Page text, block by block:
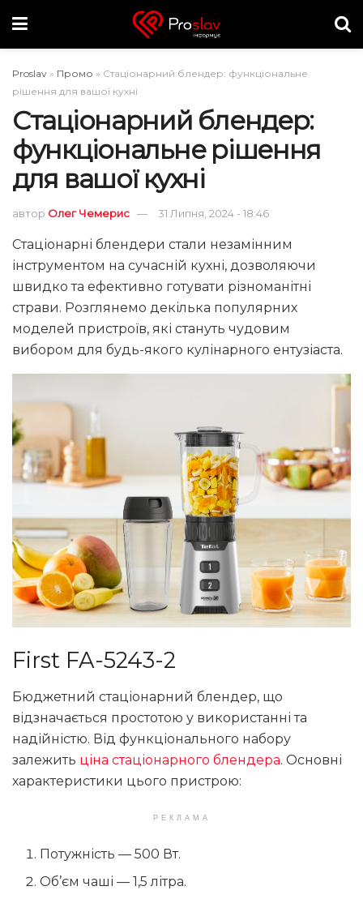
Proslav » Промо » Стаціонарний блендер: функціональне
рішення для вашої кухні
Стаціонарний блендер:
функціональне рішення
для вашої кухні
автор Олег Чемерис 31 Липня, 2024 - 18:46
Стаціонарні блендери стали незамінним
інструментом на сучасній кухні, дозволяючи
швидко та ефективно готувати різноманітні
страви. Розглянемо декілька популярних
моделей пристроїв, які стануть чудовим
вибором для будь-якого кулінарного ентузіаста.
First FA-5243-2
Бюджетний стаціонарний блендер, що
відзначається простотою у використанні та
надійністю. Від функціонального набору
залежить ціна стаціонарного блендера. Основні
характеристики цього пристрою:
РЕКЛАМА
Потужність — 500 Вт.
Об’єм чаші — 1,5 літра.